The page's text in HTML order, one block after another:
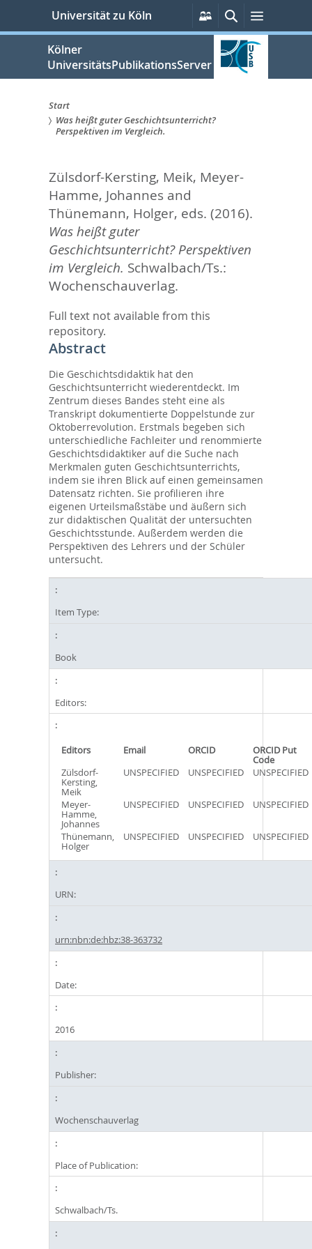
springen
Universität zu Köln
Persönliche
Services
SucheMenü
Kölner
UniversitätsPublikationsServer
Sie
hier:
Start
Was heißt guter Geschichtsunterricht?
Perspektiven im Vergleich.
Zülsdorf-Kersting, Meik, Meyer-
Hamme, Johannesand
Thünemann, Holger, eds. (2016).
Was heißt guter
Geschichtsunterricht? Perspektiven
im Vergleich. Schwalbach/Ts.:
Wochenschauverlag.
Full text not available from this
repository.
Abstract
Die Geschichtsdidaktik hat den
Geschichtsunterricht wiederentdeckt. Im
Zentrum dieses Bandes steht eine als
Transkript dokumentierte Doppelstunde zur
Oktoberrevolution. Erstmals begeben sich
unterschiedliche Fachleiter und renommierte
Geschichtsdidaktiker auf die Suche nach
Merkmalen guten Geschichtsunterrichts,
indem sie ihren Blick auf einen gemeinsamen
Datensatz richten. Sie profilieren ihre
eigenen Urteilsmaßstäbe und äußern sich
zur didaktischen Qualität der untersuchten
Geschichtsstunde. Außerdem werden die
Perspektiven des Lehrers und der Schüler
untersucht.
Item Type:
Book
Editors:
Editors Email ORCID ORCID Put
Code
Zülsdorf-
Kersting,
Meik
UNSPECIFIED UNSPECIFIED UNSPECIFIED
Meyer-
Hamme,
Johannes
UNSPECIFIED UNSPECIFIED UNSPECIFIED
Thünemann,
Holger
UNSPECIFIED UNSPECIFIED UNSPECIFIED
URN:
urn:nbn:de:hbz:38-363732
Date:
2016
Publisher:
Wochenschauverlag
Place of Publication:
Schwalbach/Ts.